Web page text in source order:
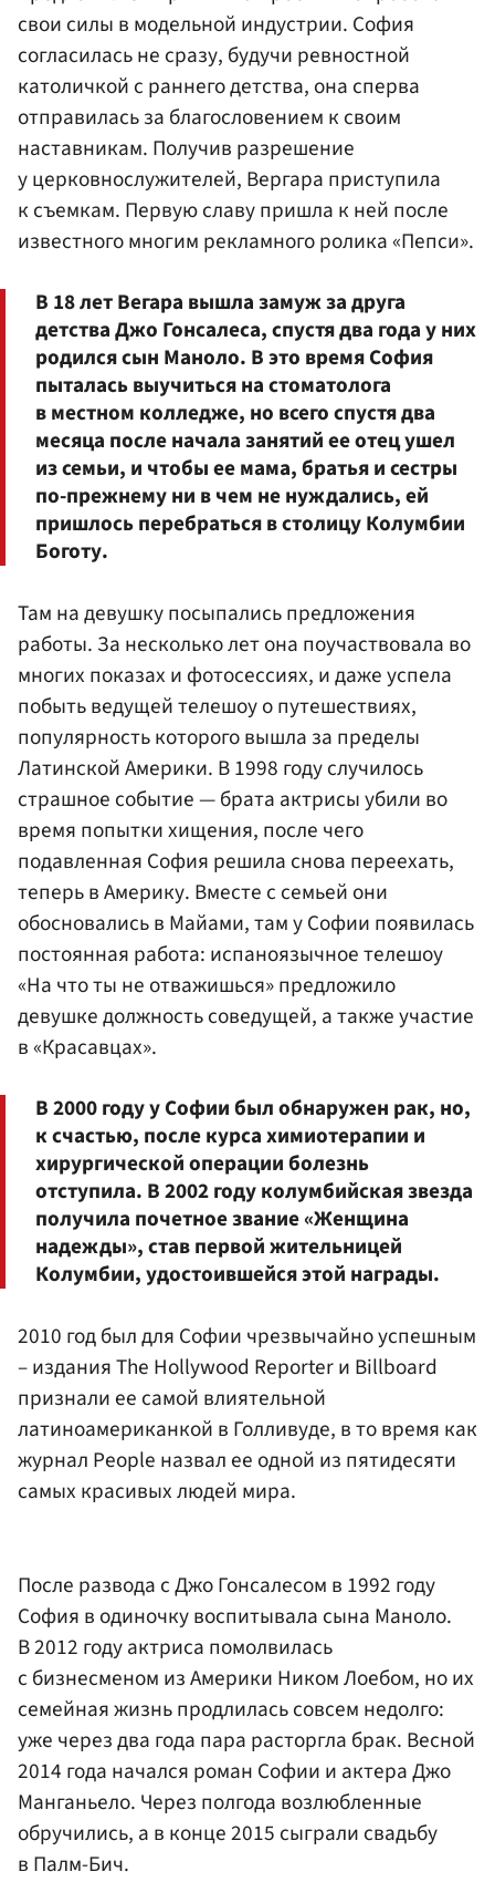
свои силы в модельной индустрии. София
согласилась не сразу, будучи ревностной
католичкой с раннего детства, она сперва
отправилась за благословением к своим
наставникам. Получив разрешение
у церковнослужителей, Вергара приступила
к съемкам. Первую славу пришла к ней после
известного многим рекламного ролика «Пепси».
В 18 лет Вегара вышла замуж за друга
детства Джо Гонсалеса, спустя два года у них
родился сын Маноло. В это время София
пыталась выучиться на стоматолога
в местном колледже, но всего спустя два
месяца после начала занятий ее отец ушел
из семьи, и чтобы ее мама, братья и сестры
по-прежнему ни в чем не нуждались, ей
пришлось перебраться в столицу Колумбии
Боготу.
Там на девушку посыпались предложения
работы. За несколько лет она поучаствовала во
многих показах и фотосессиях, и даже успела
побыть ведущей телешоу о путешествиях,
популярность которого вышла за пределы
Латинской Америки. В 1998 году случилось
страшное событие — брата актрисы убили во
время попытки хищения, после чего
подавленная София решила снова переехать,
теперь в Америку. Вместе с семьей они
обосновались в Майами, там у Софии появилась
постоянная работа: испаноязычное телешоу
«На что ты не отважишься» предложило
девушке должность соведущей, а также участие
в «Красавцах».
В 2000 году у Софии был обнаружен рак, но,
к счастью, после курса химиотерапии и
хирургической операции болезнь
отступила. В 2002 году колумбийская звезда
получила почетное звание «Женщина
надежды», став первой жительницей
Колумбии, удостоившейся этой награды.
2010 год был для Софии чрезвычайно успешным
– издания The Hollywood Reporter и Billboard
признали ее самой влиятельной
латиноамериканкой в Голливуде, в то время как
журнал People назвал ее одной из пятидесяти
самых красивых людей мира.
После развода с Джо Гонсалесом в 1992 году
София в одиночку воспитывала сына Маноло.
В 2012 году актриса помолвилась
с бизнесменом из Америки Ником Лоебом, но их
семейная жизнь продлилась совсем недолго:
уже через два года пара расторгла брак. Весной
2014 года начался роман Софии и актера Джо
Манганьело. Через полгода возлюбленные
обручились, а в конце 2015 сыграли свадьбу
в Палм-Бич.